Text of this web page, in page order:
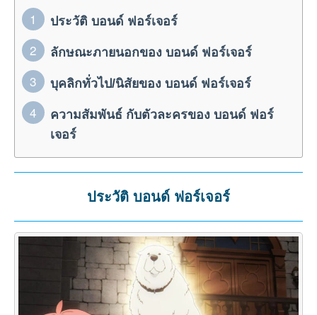
ประวัติ บอนด์ ฟอร์เจอร์
ลักษณะภายนอกของ บอนด์ ฟอร์เจอร์
บุคลิกทั่วไป/นิสัยของ บอนด์ ฟอร์เจอร์
ความสัมพันธ์ กับตัวละครของ บอนด์ ฟอร์
เจอร์
ประวัติ บอนด์ ฟอร์เจอร์